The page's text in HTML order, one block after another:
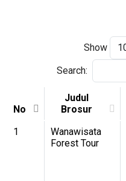
Show
Search:
No
Judul
Brosur
1
Wanawisata
Forest Tour